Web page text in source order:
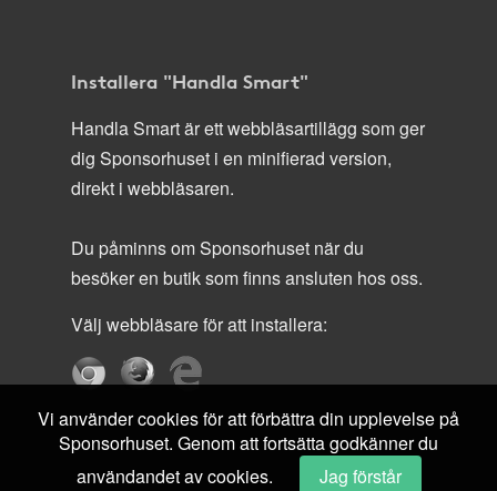
Installera "Handla Smart"
Handla Smart är ett webbläsartillägg som ger
dig Sponsorhuset i en minifierad version,
direkt i webbläsaren.
Du påminns om Sponsorhuset när du
besöker en butik som finns ansluten hos oss.
Välj webbläsare för att installera:
Vi använder cookies för att förbättra din upplevelse på
Sponsorhuset. Genom att fortsätta godkänner du
användandet av cookies.
Jag förstår